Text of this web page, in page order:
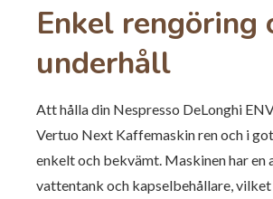
Enkel rengöring
underhåll
Att hålla din Nespresso DeLonghi
Vertuo Next Kaffemaskin ren och i
enkelt och bekvämt. Maskinen har en
vattentank och kapselbehållare,